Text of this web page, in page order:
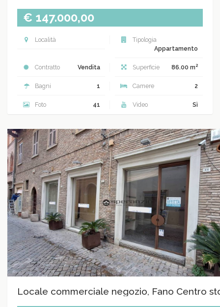
€ 147.000,00
Località
Tipologia
Appartamento
Contratto Vendita Superficie 86.00 m2
Bagni 1 Camere 2
Foto 41 Video Sì
Locale commerciale negozio, Fano Centro